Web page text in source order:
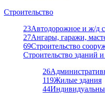
Строительство
23Автодорожное и ж/д
27Ангары, гаражи,
69Строительство
Строительство зданий
26
119Жилые здания
44